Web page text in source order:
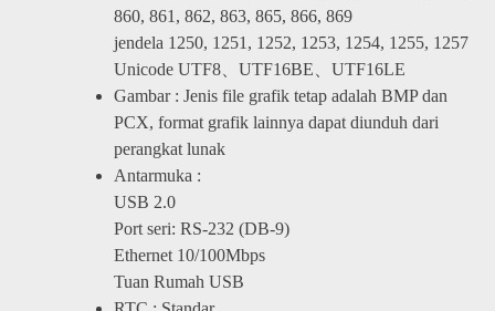
860, 861, 862, 863, 865, 866, 869
jendela 1250, 1251, 1252, 1253, 1254, 1255, 1257
Unicode UTF8、UTF16BE、UTF16LE
Gambar : Jenis file grafik tetap adalah BMP dan
PCX, format grafik lainnya dapat diunduh dari
perangkat lunak
Antarmuka :
USB 2.0
Port seri: RS-232 (DB-9)
Ethernet 10/100Mbps
Tuan Rumah USB